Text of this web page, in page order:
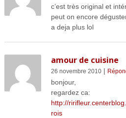
c’est très original et
peut on encore
a deja plus lol
amour de cuisine
26 novembre 2010|
bonjour,
regardez ca:
http://
rois